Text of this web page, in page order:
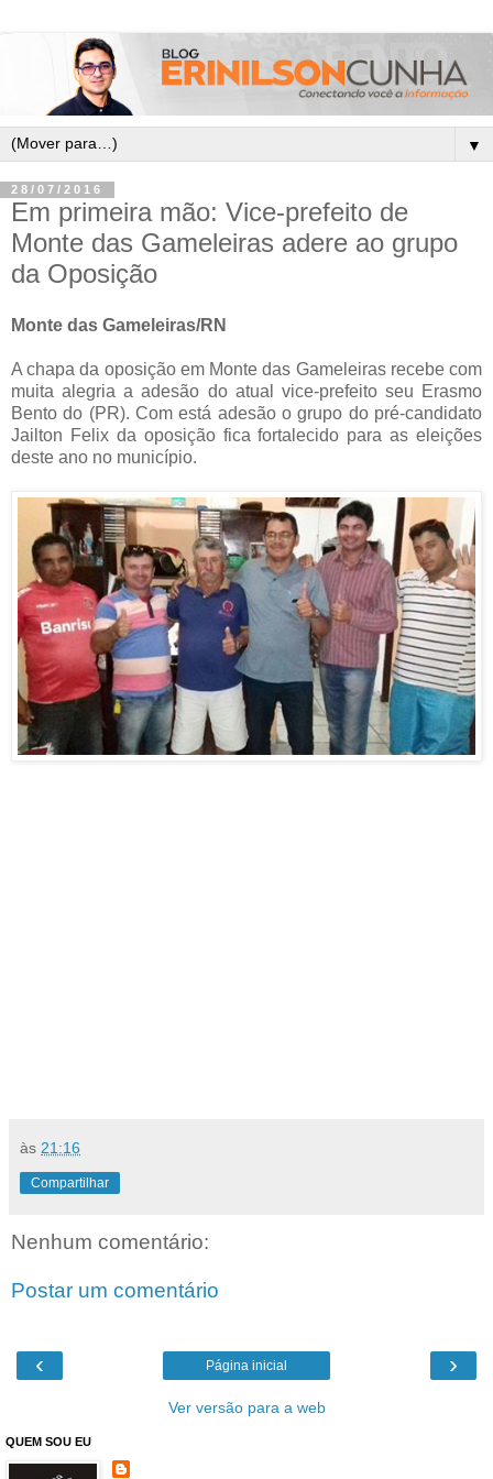
▼
28/07/2016
Em primeira mão: Vice-prefeito de
Monte das Gameleiras adere ao grupo
da Oposição
Monte das Gameleiras/RN
A chapa da oposição em Monte das Gameleiras recebe com
muita alegria a adesão do atual vice-prefeito seu Erasmo
Bento do (PR). Com está adesão o grupo do pré-candidato
Jailton Felix da oposição fica fortalecido para as eleições
deste ano no município.
às 21:16
Compartilhar
Nenhum comentário:
Postar um comentário
‹ ›
Página inicial
Ver versão para a web
QUEM SOU EU